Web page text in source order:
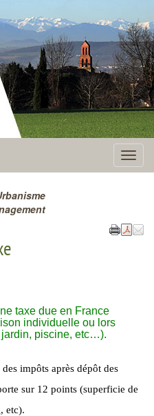
Menu
taxe due en France
individuelle ou lors
jardin, piscine, etc…).
impôts après dépôt des
sur 12 points (superficie de
etc).